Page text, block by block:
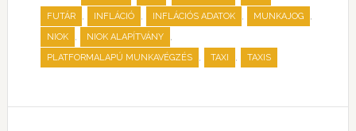
FUTÁR , INFLÁCIÓ , INFLÁCIÓS ADATOK , MUNKAJOG ,
NIOK , NIOK ALAPÍTVÁNY ,
PLATFORMALAPÚ MUNKAVÉGZÉS , TAXI , TAXIS